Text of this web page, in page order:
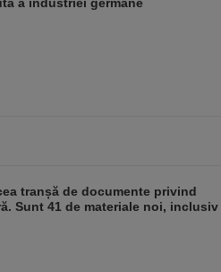
tranșă de documente privind
Sunt 41 de materiale noi, inclusiv